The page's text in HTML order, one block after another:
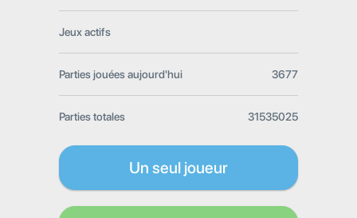
Jeux actifs
Parties jouées aujourd'hui 3677
Parties totales 31535025
Un seul joueur